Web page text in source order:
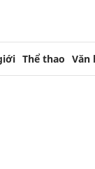
Thể thao Văn